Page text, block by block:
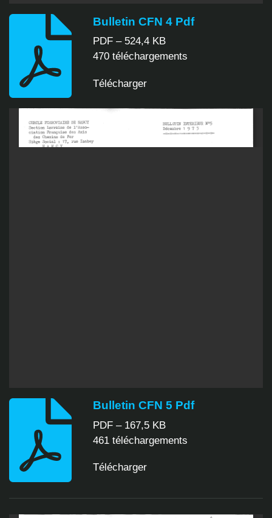
Bulletin CFN 4 Pdf
PDF – 524,4 KB
470 téléchargements
Télécharger
Bulletin CFN 5 Pdf
PDF – 167,5 KB
461 téléchargements
Télécharger